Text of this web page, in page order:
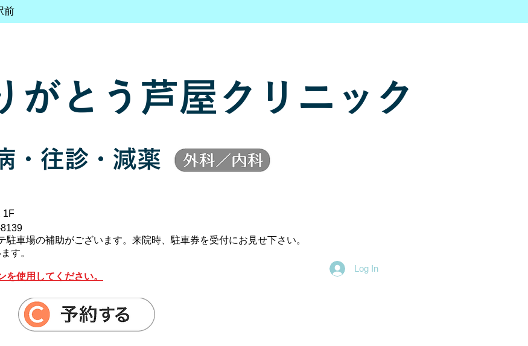
前
がとう芦屋クリニック
・往診・減薬
Log In
1F
駐車場の補助がございます。来院時、駐車券を受付にお見せ下さい。
す。
使用してください。